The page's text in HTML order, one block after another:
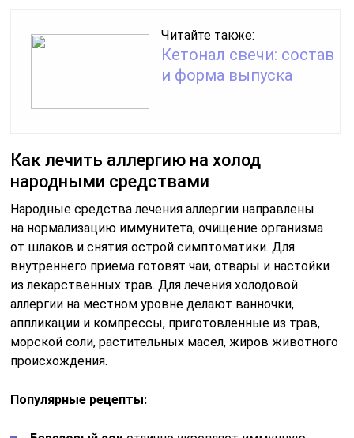
Читайте также:
Кетонал свечи: состав
и форма выпуска
Как лечить аллергию на холод
народными средствами
Народные средства лечения аллергии направлены
на нормализацию иммунитета, очищение организма
от шлаков и снятия острой симптоматики. Для
внутреннего приема готовят чаи, отвары и настойки
из лекарственных трав. Для лечения холодовой
аллергии на местном уровне делают ванночки,
аппликации и компрессы, приготовленные из трав,
морской соли, растительных масел, жиров животного
происхождения.
Популярные рецепты: